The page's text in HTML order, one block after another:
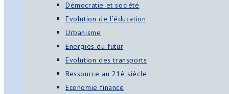
Démocratie et société
Evolution de l’éducation
Urbanisme
Energies du futur
Evolution des transports
Ressource au 21è siècle
Economie finance